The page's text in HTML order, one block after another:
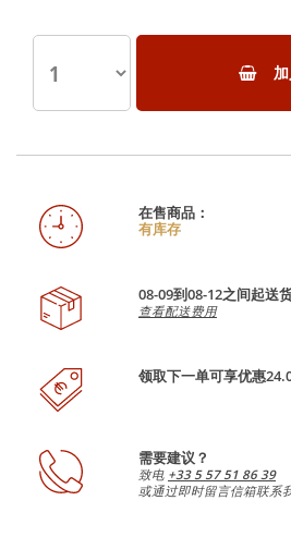
在售商品：
有库存
08-09到08-12之间起送货
查看配送费用
领取下一单可享优惠
需要建议？
致电 +33 5 57 51 86 39
或通过即时留言信箱联系